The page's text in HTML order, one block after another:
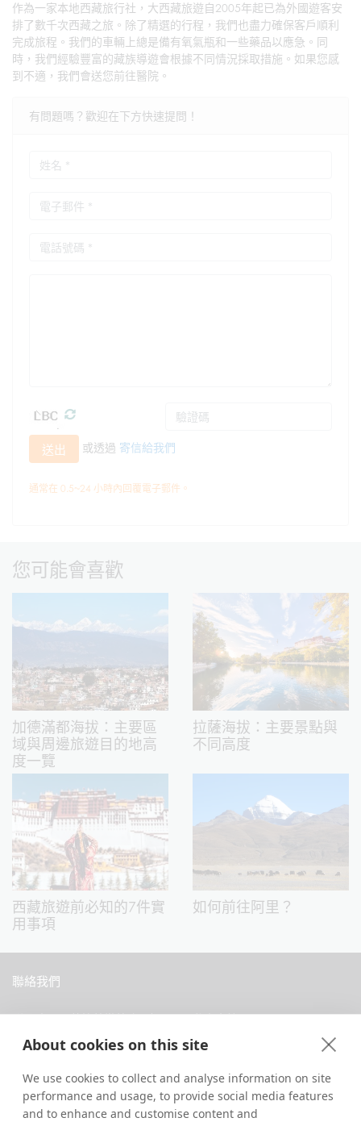
About cookies on this site
We use cookies to collect and analyse information on site
performance and usage, to provide social media features
and to enhance and customise content and
作為一家本地西藏旅行社，大西藏旅遊自2005年起已為外國遊客安
排了數千次西藏之旅。除了精選的行程，我們也盡力確保客戶順利
完成旅程。我們的車輛上總是備有氧氣瓶和一些藥品以應急。同
時，我們經驗豐富的藏族導遊會根據不同情況採取措施。如果您感
到不適，我們會送您前往醫院。
有問題嗎？歡迎在下方快速提問！
送出 或透過 寄信給我們
通常在 0.5~24 小時內回覆電子郵件。
您可能會喜歡
加德滿都海拔：主要區
域與周邊旅遊目的地高
度一覽
拉薩海拔：主要景點與
不同高度
西藏旅遊前必知的7件實
用事項
如何前往阿里？
聯絡我們
+86 18583346229
inquiry@greattibettour.com
跟我們連絡